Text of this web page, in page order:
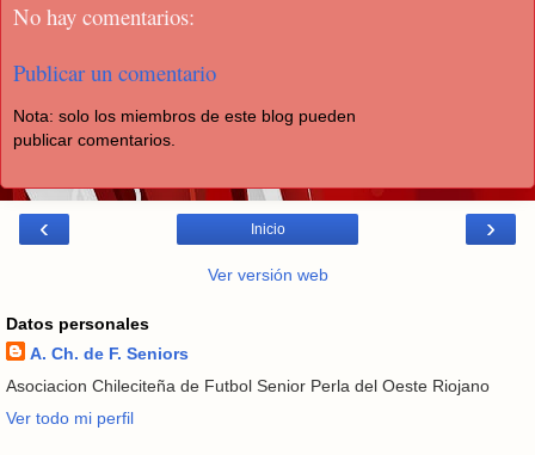
No hay comentarios:
Publicar un comentario
Nota: solo los miembros de este blog pueden
publicar comentarios.
‹ ›
Inicio
Ver versión web
Datos personales
A. Ch. de F. Seniors
Asociacion Chileciteña de Futbol Senior Perla del Oeste Riojano
Ver todo mi perfil